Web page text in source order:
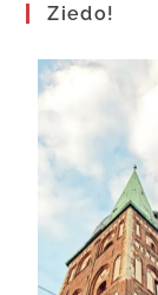
Ziedo!